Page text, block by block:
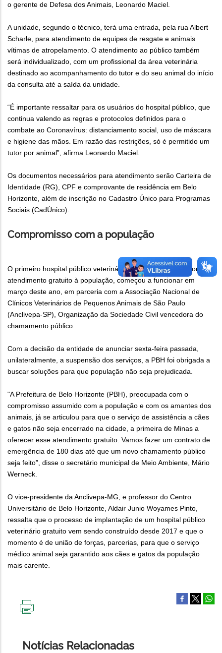
o gerente de Defesa dos Animais, Leonardo Maciel.
A unidade, segundo o técnico, terá uma entrada, pela rua Albert
Scharle, para atendimento de equipes de resgate e animais
vítimas de atropelamento. O atendimento ao público também
será individualizado, com um profissional da área veterinária
destinado ao acompanhamento do tutor e do seu animal do início
da consulta até a saída da unidade.
“É importante ressaltar para os usuários do hospital público, que
continua valendo as regras e protocolos definidos para o
combate ao Coronavírus: distanciamento social, uso de máscara
e higiene das mãos. Em razão das restrições, só é permitido um
tutor por animal”, afirma Leonardo Maciel.
Os documentos necessários para atendimento serão Carteira de
Identidade (RG), CPF e comprovante de residência em Belo
Horizonte, além de inscrição no Cadastro Único para Programas
Sociais (CadÚnico).
Compromisso com a população
O primeiro hospital público veterinário de Belo Horizonte, com
atendimento gratuito à população, começou a funcionar em
março deste ano, em parceria com a Associação Nacional de
Clínicos Veterinários de Pequenos Animais de São Paulo
(Anclivepa-SP), Organização da Sociedade Civil vencedora do
chamamento público.
Com a decisão da entidade de anunciar sexta-feira passada,
unilateralmente, a suspensão dos serviços, a PBH foi obrigada a
buscar soluções para que população não seja prejudicada.
"A Prefeitura de Belo Horizonte (PBH), preocupada com o
compromisso assumido com a população e com os amantes dos
animais, já se articulou para que o serviço de assistência a cães
e gatos não seja encerrado na cidade, a primeira de Minas a
oferecer esse atendimento gratuito. Vamos fazer um contrato de
emergência de 180 dias até que um novo chamamento público
seja feito”, disse o secretário municipal de Meio Ambiente, Mário
Werneck.
O vice-presidente da Anclivepa-MG, e professor do Centro
Universitário de Belo Horizonte, Aldair Junio Woyames Pinto,
ressalta que o processo de implantação de um hospital público
veterinário gratuito vem sendo construído desde 2017 e que o
momento é de união de forças, parcerias, para que o serviço
médico animal seja garantido aos cães e gatos da população
mais carente.
Notícias Relacionadas